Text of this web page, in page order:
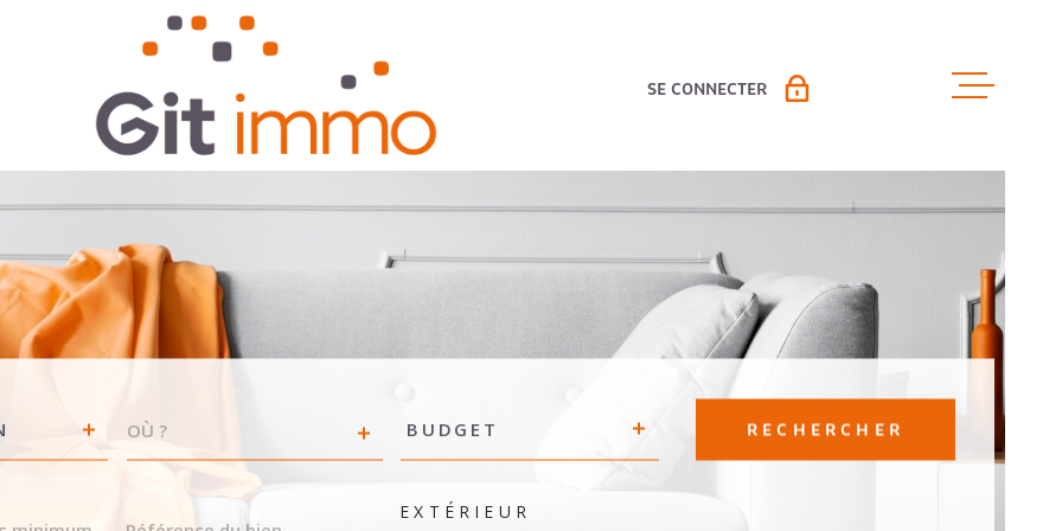
VENTES
LOCAUX
SE CONNECTER
ESPACE LOCATION PAP
ESPACE GESTION
BUDGET
RÉFÉRENCE
DU
EXTÉRIEUR
RECHERCHER